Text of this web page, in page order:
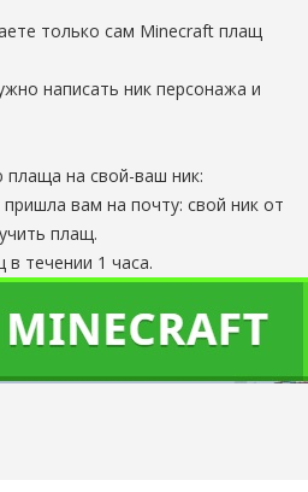
только сам Minecraft плащ
написать ник персонажа и
плаща на свой-ваш ник:
вам на почту: свой ник от
плащ.
течении 1 часа.